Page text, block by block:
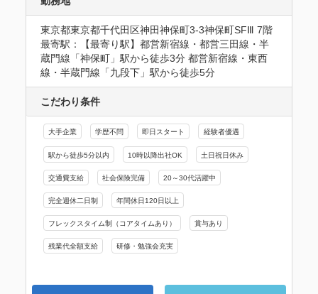
東京都東京都千代田区神田神保町3-3神保町SFⅢ 7階
最寄駅：【最寄り駅】都営新宿線・都営三田線・半
蔵門線「神保町」駅から徒歩3分 都営新宿線・東西
線・半蔵門線「九段下」駅から徒歩5分
こだわり条件
大手企業 学歴不問 即日スタート 経験者優遇
駅から徒歩5分以内 10時以降出社OK 土日祝日休み
交通費支給 社会保険完備 20～30代活躍中
完全週休二日制 年間休日120日以上
フレックスタイム制（コアタイムあり） 賞与あり
残業代全額支給 研修・勉強会充実